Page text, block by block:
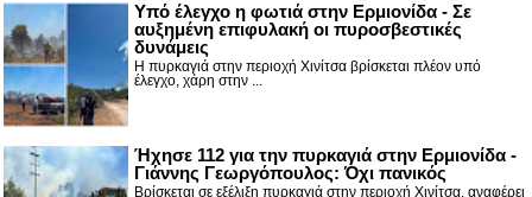
Υπό έλεγχο η φωτιά στην Ερμιονίδα - Σε
αυξημένη επιφυλακή οι πυροσβεστικές
δυνάμεις
Η πυρκαγιά στην περιοχή Χινίτσα βρίσκεται πλέον υπό
έλεγχο, χάρη στην ...
Ήχησε 112 για την πυρκαγιά στην Ερμιονίδα -
Γιάννης Γεωργόπουλος: Όχι πανικός
Βρίσκεται σε εξέλιξη πυρκαγιά στην περιοχή Χινίτσα, αναφέρει